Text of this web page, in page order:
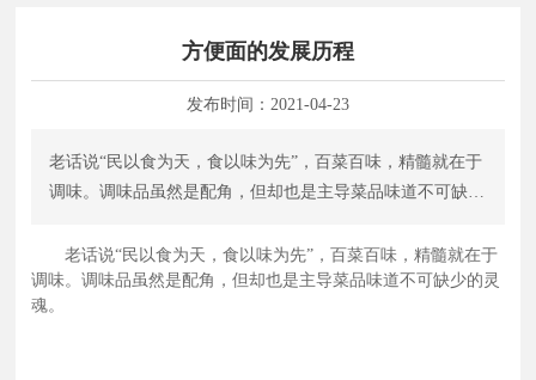
方便面的发展历程
发布时间： 2021-04-23
老话说“民以食为天，食以味为先”，百菜百味，精髓就在于
调味。调味品虽然是配角，但却也是主导菜品味道不可缺少
也呈现规模增长。仅2017年，调味品行业总收入就达3322.1
亿元，其中餐饮渠道就占比到60%。在餐厅对菜品特色化和
消费者对品质的双重追求下，优质、独特、难以复制的菜品
老话说“民以食为天，食以味为先”，百菜百味，精髓就在于
调味。调味品虽然是配角，但却也是主导菜品味道不可缺少的灵
魂。